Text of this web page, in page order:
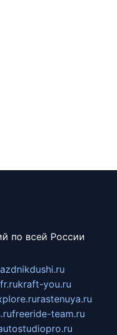
по всей России
kraft-you.ru
rastenuya.ru
freeride-team.ru